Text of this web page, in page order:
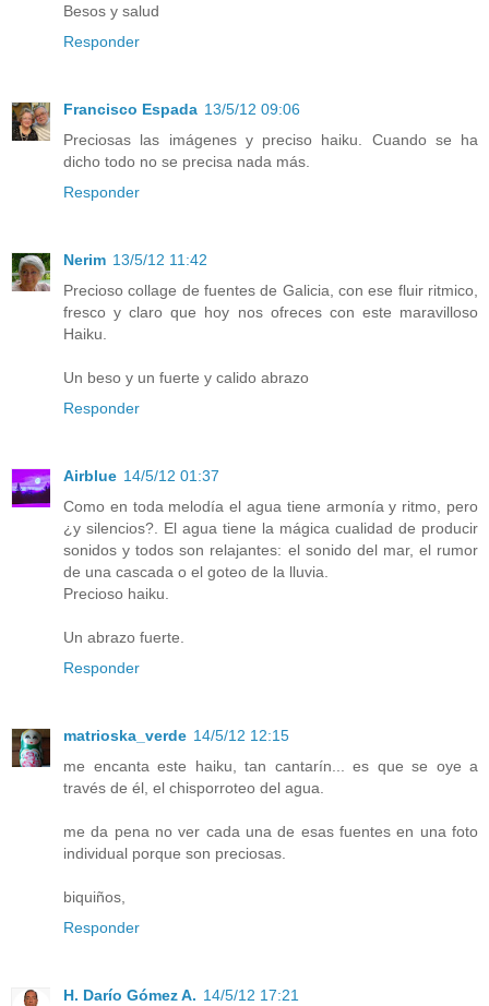
Besos y salud
Responder
Francisco Espada 13/5/12 09:06
Preciosas las imágenes y preciso haiku. Cuando se ha
dicho todo no se precisa nada más.
Responder
Nerim 13/5/12 11:42
Precioso collage de fuentes de Galicia, con ese fluir ritmico,
fresco y claro que hoy nos ofreces con este maravilloso
Haiku.
Un beso y un fuerte y calido abrazo
Responder
Airblue 14/5/12 01:37
Como en toda melodía el agua tiene armonía y ritmo, pero
¿y silencios?. El agua tiene la mágica cualidad de producir
sonidos y todos son relajantes: el sonido del mar, el rumor
de una cascada o el goteo de la lluvia.
Precioso haiku.
Un abrazo fuerte.
Responder
matrioska_verde 14/5/12 12:15
me encanta este haiku, tan cantarín... es que se oye a
través de él, el chisporroteo del agua.
me da pena no ver cada una de esas fuentes en una foto
individual porque son preciosas.
biquiños,
Responder
H. Darío Gómez A. 14/5/12 17:21